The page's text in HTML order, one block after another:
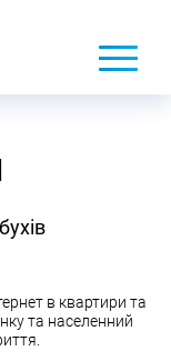
в квартири та
та населенний